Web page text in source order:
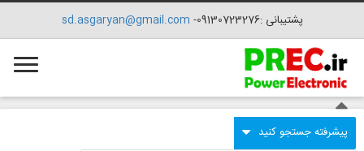
پشتیبانی :09130723276- sd.asgaryan@gmail.com